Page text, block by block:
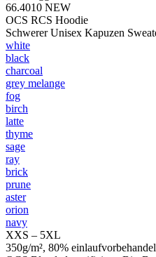
66.4010 NEW
OCS RCS Hoodie
Schwerer Unisex Kapuzen
white
black
charcoal
grey melange
fog
birch
latte
thyme
sage
ray
brick
prune
aster
orion
navy
XXS – 5XL
350g/m², 80%